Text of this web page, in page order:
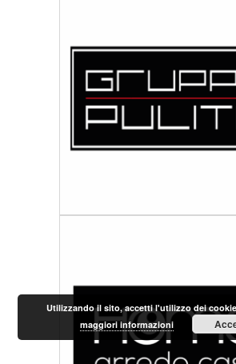
Utilizzando il sito, accetti l'utilizzo dei
maggiori informazioni